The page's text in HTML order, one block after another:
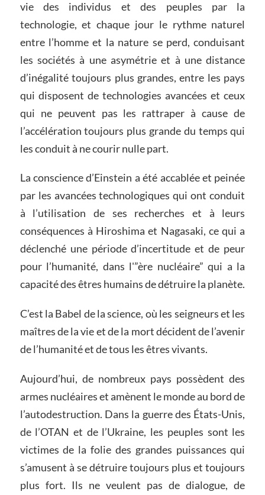
vie des individus et des peuples par la
technologie, et chaque jour le rythme naturel
entre l’homme et la nature se perd, conduisant
les sociétés à une asymétrie et à une distance
d’inégalité toujours plus grandes, entre les pays
qui disposent de technologies avancées et ceux
qui ne peuvent pas les rattraper à cause de
l’accélération toujours plus grande du temps qui
les conduit à ne courir nulle part.
La conscience d’Einstein a été accablée et peinée
par les avancées technologiques qui ont conduit
à l’utilisation de ses recherches et à leurs
conséquences à Hiroshima et Nagasaki, ce qui a
déclenché une période d’incertitude et de peur
pour l’humanité, dans l'”ère nucléaire” qui a la
capacité des êtres humains de détruire la planète.
C’est la Babel de la science, où les seigneurs et les
maîtres de la vie et de la mort décident de l’avenir
de l’humanité et de tous les êtres vivants.
Aujourd’hui, de nombreux pays possèdent des
armes nucléaires et amènent le monde au bord de
l’autodestruction. Dans la guerre des États-Unis,
de l’OTAN et de l’Ukraine, les peuples sont les
victimes de la folie des grandes puissances qui
s’amusent à se détruire toujours plus et toujours
plus fort. Ils ne veulent pas de dialogue, de